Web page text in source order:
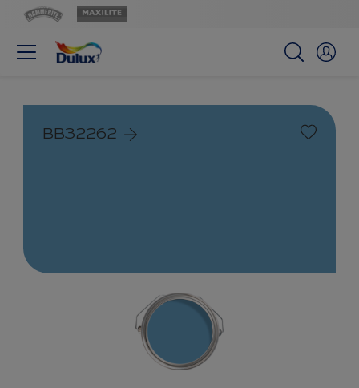
BB32262